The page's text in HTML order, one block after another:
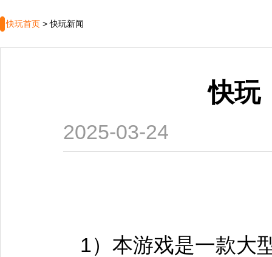
快玩首页 >快玩新闻
快玩
2025-03-24
1）本游戏是一款大